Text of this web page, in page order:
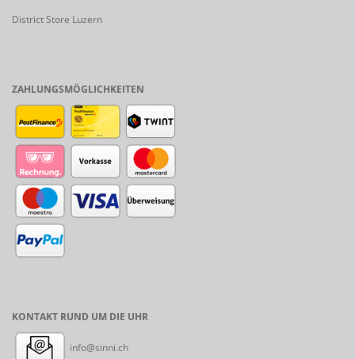
District Store Luzern
ZAHLUNGSMÖGLICHKEITEN
KONTAKT RUND UM DIE UHR
info@sinni.ch